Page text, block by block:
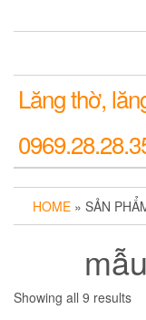
Lăng thờ,
HOME » SẢN
Showing all 9 results